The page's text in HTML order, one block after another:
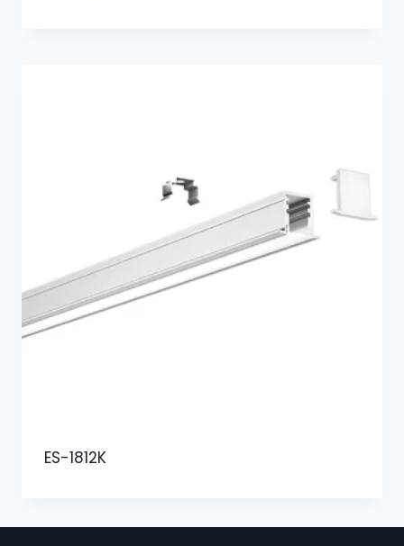
ES-1812K